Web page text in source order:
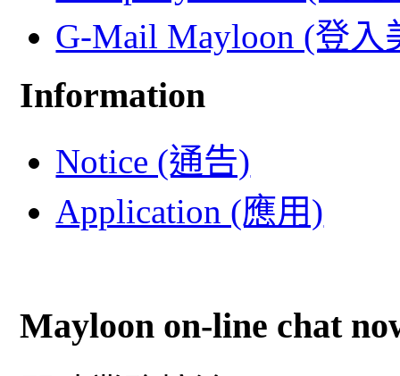
G-Mail Mayloon (登入
Information
Notice (通告)
Application (應用)
Mayloon on-line chat